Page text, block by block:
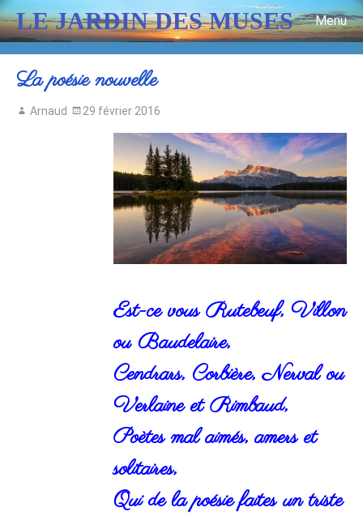
LE JARDIN DES MUSES
Menu
Skip to content
La poésie nouvelle
Arnaud 29 février 2016
Est-ce vous Rutebeuf, Villon
ou Baudelaire,
Cendrars, Corbière, Nerval ou
Verlaine et Rimbaud,
Poètes mal aimés, amers et
solitaires,
Qui de la poésie faites un triste